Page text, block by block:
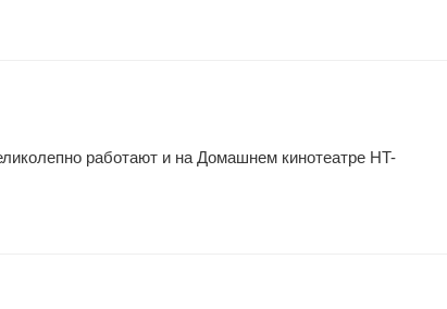
работают и на Домашнем кинотеатре HT-